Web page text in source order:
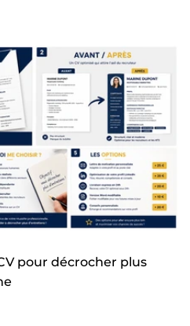
pour décrocher plus